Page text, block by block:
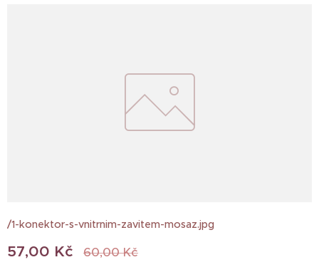
/1-konektor-s-vnitrnim-zavitem-mosaz.jpg
57,00 Kč 60,00Kč